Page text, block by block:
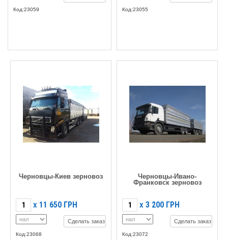
Код:23059 Код:23055
Черновцы-Киев зерновоз
X 11 650 ГРН
Сделать заказ
Код:23068
Черновцы-Ивано-
Франковск зерновоз
X 3 200 ГРН
Сделать заказ
Код:23072